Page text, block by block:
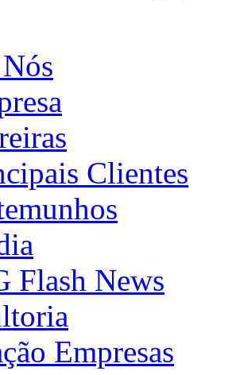
Clientes
Flash News
Empresas